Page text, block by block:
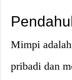
Mimpi
pribadi dan